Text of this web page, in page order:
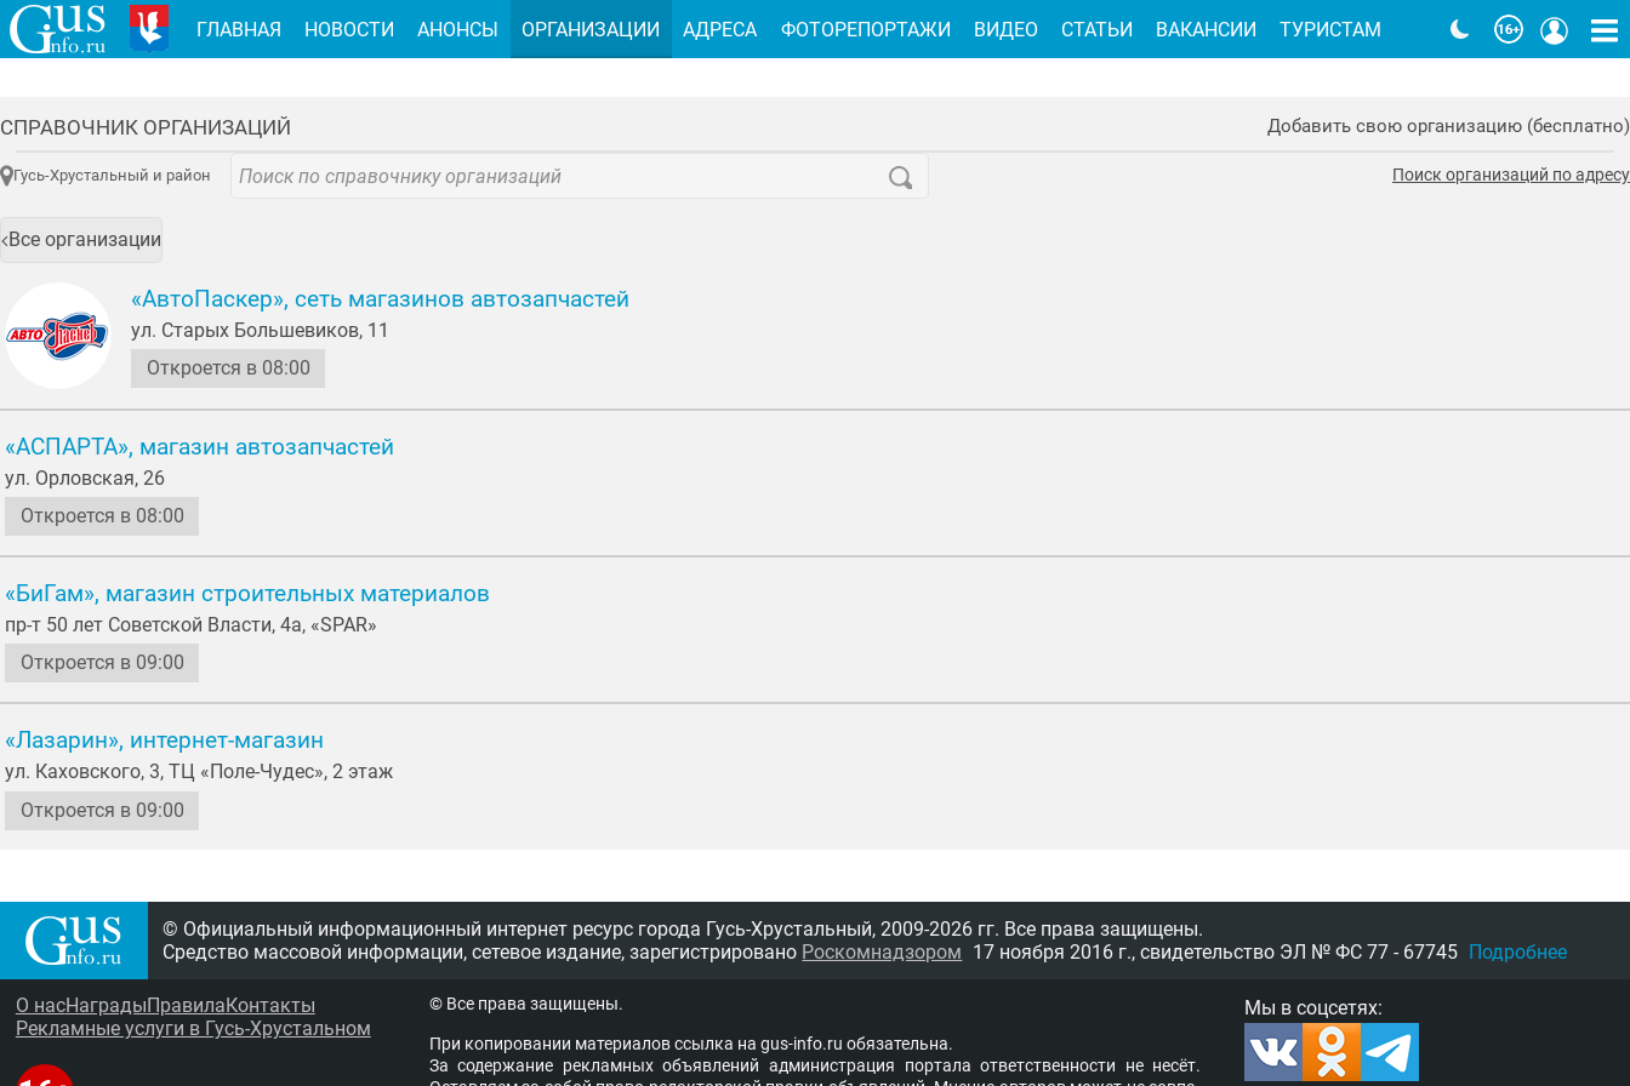
СПРАВОЧНИК ОРГАНИЗАЦИЙ Добавить свою организацию (бесплатно)
Гусь-Хрустальный и район Поиск организаций по адресу
Все организации
«АвтоПаскер», сеть магазинов автозапчастей
ул. Старых Большевиков, 11
Откроется в 08:00
«АСПАРТА», магазин автозапчастей
ул. Орловская, 26
Откроется в 08:00
«БиГам», магазин строительных материалов
пр-т 50 лет Советской Власти, 4а, «SPAR»
Откроется в 09:00
«Лазарин», интернет-магазин
ул. Каховского, 3, ТЦ «Поле-Чудес», 2 этаж
Откроется в 09:00
ГЛАВНАЯ НОВОСТИ АНОНСЫ ОРГАНИЗАЦИИ АДРЕСА ФОТОРЕПОРТАЖИ ВИДЕО СТАТЬИ ВАКАНСИИ ТУРИСТАМ
© Официальный информационный интернет ресурс города Гусь-Хрустальный, 2009-2026 гг. Все права защищены.
Средство массовой информации, сетевое издание, зарегистрировано Роскомнадзором 17 ноября 2016 г., свидетельство ЭЛ № ФС 77 - 67745 Подробнее
Мы в соцсетях:
О насНаграды Правила Контакты
Рекламные услуги в Гусь-Хрустальном
© Все права защищены.
При копировании материалов ссыл­ка на gus-info.ru обя­за­тель­на.
За содержание рекламных объявлений администра­ция пор­та­ла от­вет­ствен­но­сти не несёт.